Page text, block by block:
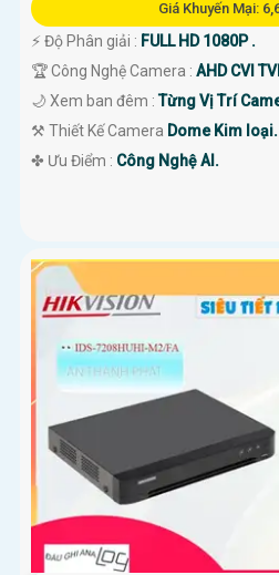
Giá Khuyến Mại:
️⚡ Độ Phân giải : FULL HD 1080P .
🏆 Công Nghệ Camera : AHD CVI
🌙 Xem ban đêm :Từng Vị Trí
⚒ Thiết Kế Camera Dome Kim loại.
️✤ Ưu Điểm : Công Nghệ AI.